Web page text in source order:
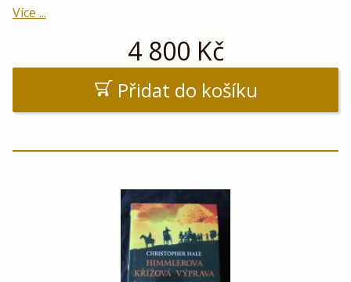
Více ...
4 800 Kč
Přidat do košíku